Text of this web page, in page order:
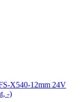
X540-12mm 24V
-)